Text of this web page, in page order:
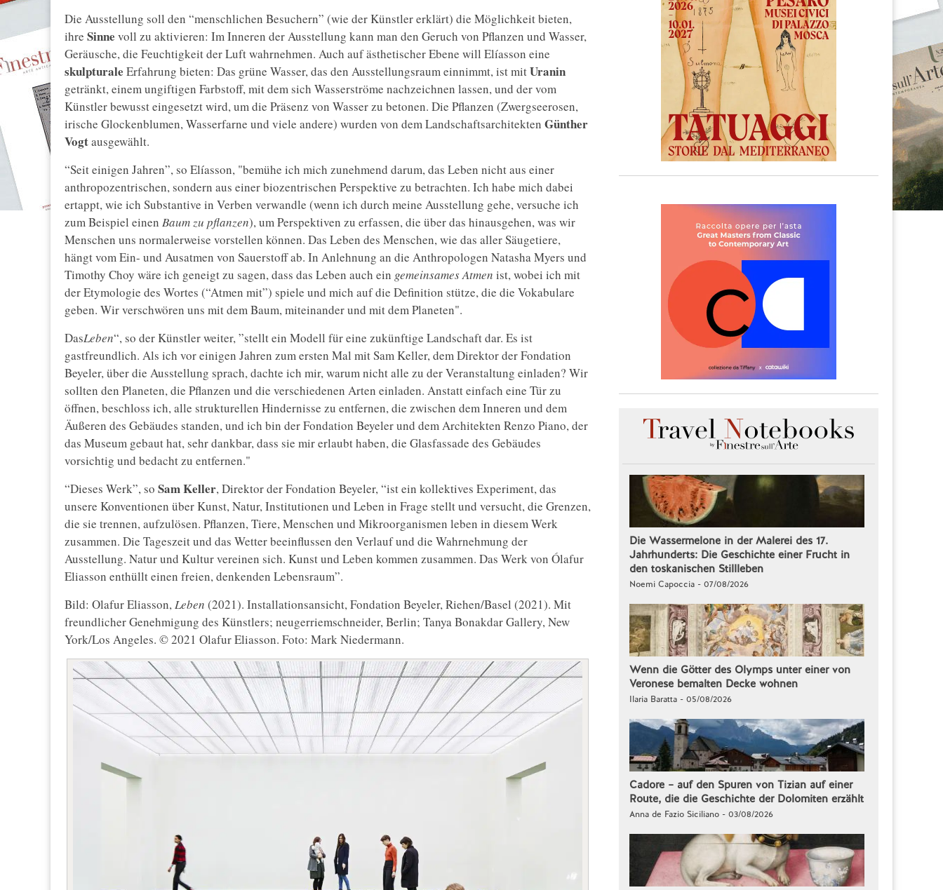
Die Ausstellung soll den “menschlichen Besuchern” (wie der Künstler erklärt) die Möglichkeit bieten,
ihre Sinne voll zu aktivieren: Im Inneren der Ausstellung kann man den Geruch von Pflanzen und Wasser,
Geräusche, die Feuchtigkeit der Luft wahrnehmen. Auch auf ästhetischer Ebene will Elíasson eine
skulpturale Erfahrung bieten: Das grüne Wasser, das den Ausstellungsraum einnimmt, ist mitUranin
getränkt, einem ungiftigen Farbstoff, mit dem sich Wasserströme nachzeichnen lassen, und der vom
Künstler bewusst eingesetzt wird, um die Präsenz von Wasser zu betonen. Die Pflanzen (Zwergseerosen,
irische Glockenblumen, Wasserfarne und viele andere) wurden von dem Landschaftsarchitekten Günther
Vogtausgewählt.
“Seit einigen Jahren”, so Elíasson, "bemühe ich mich zunehmend darum, das Leben nicht aus einer
anthropozentrischen, sondern aus einer biozentrischen Perspektive zu betrachten. Ich habe mich dabei
ertappt, wie ich Substantive in Verben verwandle (wenn ich durch meine Ausstellung gehe, versuche ich
zum Beispiel einen Baum zu pflanzen), um Perspektiven zu erfassen, die über das hinausgehen, was wir
Menschen uns normalerweise vorstellen können. Das Leben des Menschen, wie das aller Säugetiere,
hängt vom Ein- und Ausatmen von Sauerstoff ab. In Anlehnung an die Anthropologen Natasha Myers und
Timothy Choy wäre ich geneigt zu sagen, dass das Leben auch ein gemeinsames Atmen ist, wobei ich mit
der Etymologie des Wortes (“Atmen mit”) spiele und mich auf die Definition stütze, die die Vokabulare
geben. Wir verschwören uns mit dem Baum, miteinander und mit dem Planeten".
DasLeben“, so der Künstler weiter, ”stellt ein Modell für eine zukünftige Landschaft dar. Es ist
gastfreundlich. Als ich vor einigen Jahren zum ersten Mal mit Sam Keller, dem Direktor der Fondation
Beyeler, über die Ausstellung sprach, dachte ich mir, warum nicht alle zu der Veranstaltung einladen? Wir
sollten den Planeten, die Pflanzen und die verschiedenen Arten einladen. Anstatt einfach eine Tür zu
öffnen, beschloss ich, alle strukturellen Hindernisse zu entfernen, die zwischen dem Inneren und dem
Äußeren des Gebäudes standen, und ich bin der Fondation Beyeler und dem Architekten Renzo Piano, der
das Museum gebaut hat, sehr dankbar, dass sie mir erlaubt haben, die Glasfassade des Gebäudes
vorsichtig und bedacht zu entfernen."
“Dieses Werk”, so Sam Keller, Direktor der Fondation Beyeler, “ist ein kollektives Experiment, das
unsere Konventionen über Kunst, Natur, Institutionen und Leben in Frage stellt und versucht, die Grenzen,
die sie trennen, aufzulösen. Pflanzen, Tiere, Menschen und Mikroorganismen leben in diesem Werk
zusammen. Die Tageszeit und das Wetter beeinflussen den Verlauf und die Wahrnehmung der
Ausstellung. Natur und Kultur vereinen sich. Kunst und Leben kommen zusammen. Das Werk von Ólafur
Eliasson enthüllt einen freien, denkenden Lebensraum”.
Bild: Olafur Eliasson,Leben (2021). Installationsansicht, Fondation Beyeler, Riehen/Basel (2021). Mit
freundlicher Genehmigung des Künstlers; neugerriemschneider, Berlin; Tanya Bonakdar Gallery, New
York/Los Angeles. © 2021 Olafur Eliasson. Foto: Mark Niedermann.
Die Wassermelone in der Malerei des 17.
Jahrhunderts: Die Geschichte einer Frucht in
den toskanischen Stillleben
Noemi Capoccia - 07/08/2026
Wenn die Götter des Olymps unter einer von
Veronese bemalten Decke wohnen
Ilaria Baratta - 05/08/2026
Cadore – auf den Spuren von Tizian auf einer
Route, die die Geschichte der Dolomiten erzählt
Anna de Fazio Siciliano - 03/08/2026